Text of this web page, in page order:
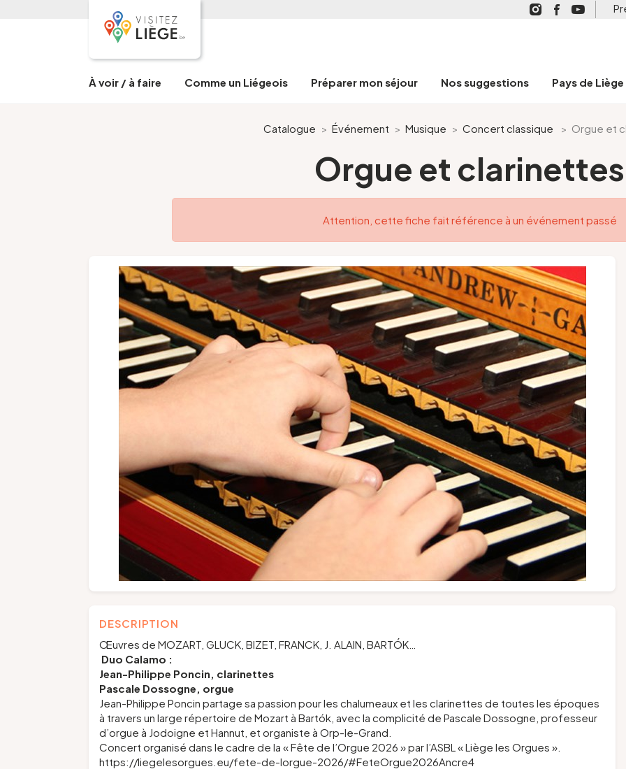
À voir / à faire Comme un Liégeois Préparer mon séjour Nos suggestions Pays de Liège
Catalogue > Événement > Musique > Concert classique > Orgue et
Orgue et clarinettes
Attention, cette fiche fait référence à un événement passé
DESCRIPTION
Œuvres de MOZART, GLUCK, BIZET, FRANCK, J. ALAIN, BARTÓK…
Duo Calamo :
Jean-Philippe Poncin, clarinettes
Pascale Dossogne, orgue
Jean-Philippe Poncin partage sa passion pour les chalumeaux et les clarinettes de toutes les époques
à travers un large répertoire de Mozart à Bartók, avec la complicité de Pascale Dossogne, professeur
d’orgue à Jodoigne et Hannut, et organiste à Orp-le-Grand.
Concert organisé dans le cadre de la « Fête de l’Orgue 2026 » par l’ASBL « Liège les Orgues ».
https://liegelesorgues.eu/fete-de-lorgue-2026/#FeteOrgue2026Ancre4